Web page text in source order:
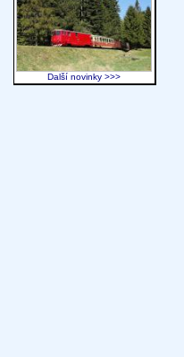
Další novinky >>>